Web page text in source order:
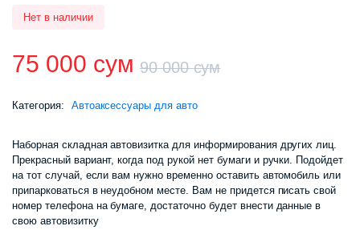
Нет в наличии
90 000сум
составляла
90
75 000 сум
75
000 сум.
Категория: Автоаксессуары для авто
Наборная складная автовизитка для информирования других лиц.
Прекрасный вариант, когда под рукой нет бумаги и ручки. Подойдет
на тот случай, если вам нужно временно оставить автомобиль или
припарковаться в неудобном месте. Вам не придется писать свой
номер телефона на бумаге, достаточно будет внести данные в
свою автовизитку